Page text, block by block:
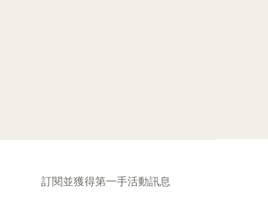
訂閱並獲得第一手活動訊息